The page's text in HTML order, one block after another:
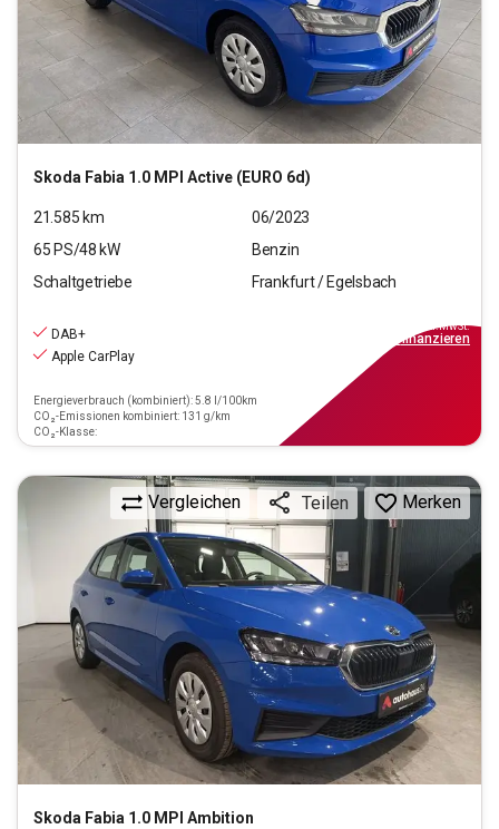
Skoda Fabia 1.0 MPI Active (EURO 6d)
21.585 km
06/2023
65 PS/48 kW
Benzin
Schaltgetriebe
Frankfurt / Egelsbach
DAB+
Apple CarPlay
Energieverbrauch (kombiniert): 5.8 l/100km
CO₂-Emissionen kombiniert: 131 g/km
CO₂-Klasse:
inkl.MwSt.
finanzieren
Skoda Fabia 1.0 MPI Ambition
Vergleichen Teilen Merken